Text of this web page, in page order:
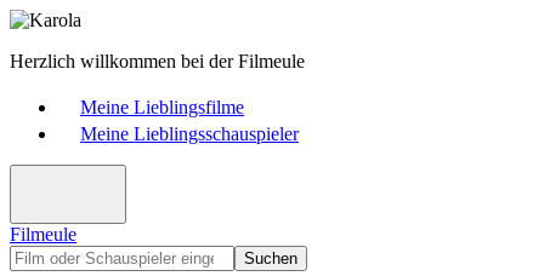
Herzlich willkommen bei der Filmeule
Meine Lieblingsfilme
Meine Lieblingsschauspieler
Filmeule
Suchen